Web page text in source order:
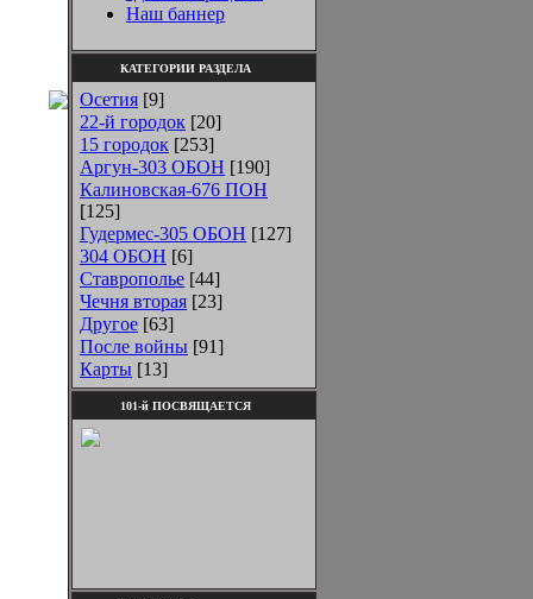
Наш баннер
КАТЕГОРИИ РАЗДЕЛА
Осетия [9]
22-й городок [20]
15 городок [253]
Аргун-303 ОБОН [190]
Калиновская-676 ПОН
[125]
Гудермес-305 ОБОН [127]
304 ОБОН [6]
Ставрополье [44]
Чечня вторая [23]
Другое [63]
После войны [91]
Карты [13]
101-й ПОСВЯЩАЕТСЯ